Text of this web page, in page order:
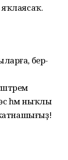
яҡлаясаҡ.
бер-
һәм ныҡлы